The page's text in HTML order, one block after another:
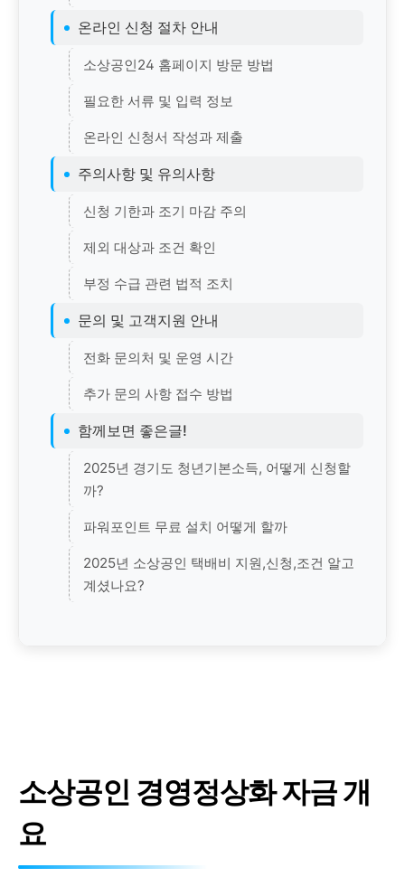
온라인 신청 절차 안내
소상공인24 홈페이지 방문 방법
필요한 서류 및 입력 정보
온라인 신청서 작성과 제출
주의사항 및 유의사항
신청 기한과 조기 마감 주의
제외 대상과 조건 확인
부정 수급 관련 법적 조치
문의 및 고객지원 안내
전화 문의처 및 운영 시간
추가 문의 사항 접수 방법
함께보면 좋은글!
2025년 경기도 청년기본소득, 어떻게 신청할
까?
파워포인트 무료 설치 어떻게 할까
2025년 소상공인 택배비 지원,신청,조건 알고
계셨나요?
소상공인 경영정상화 자금 개
요